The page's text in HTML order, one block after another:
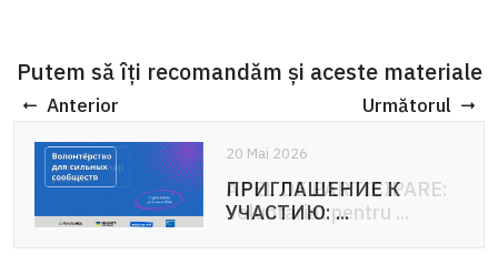
Putem să îți recomandăm și aceste materiale
Anterior Următorul
20 Mai 2026
ПРИГЛАШЕНИЕ К
УЧАСТИЮ: ...
20 Mai 2026
APEL DE PARTICIPARE:
Voluntariat pentru ...